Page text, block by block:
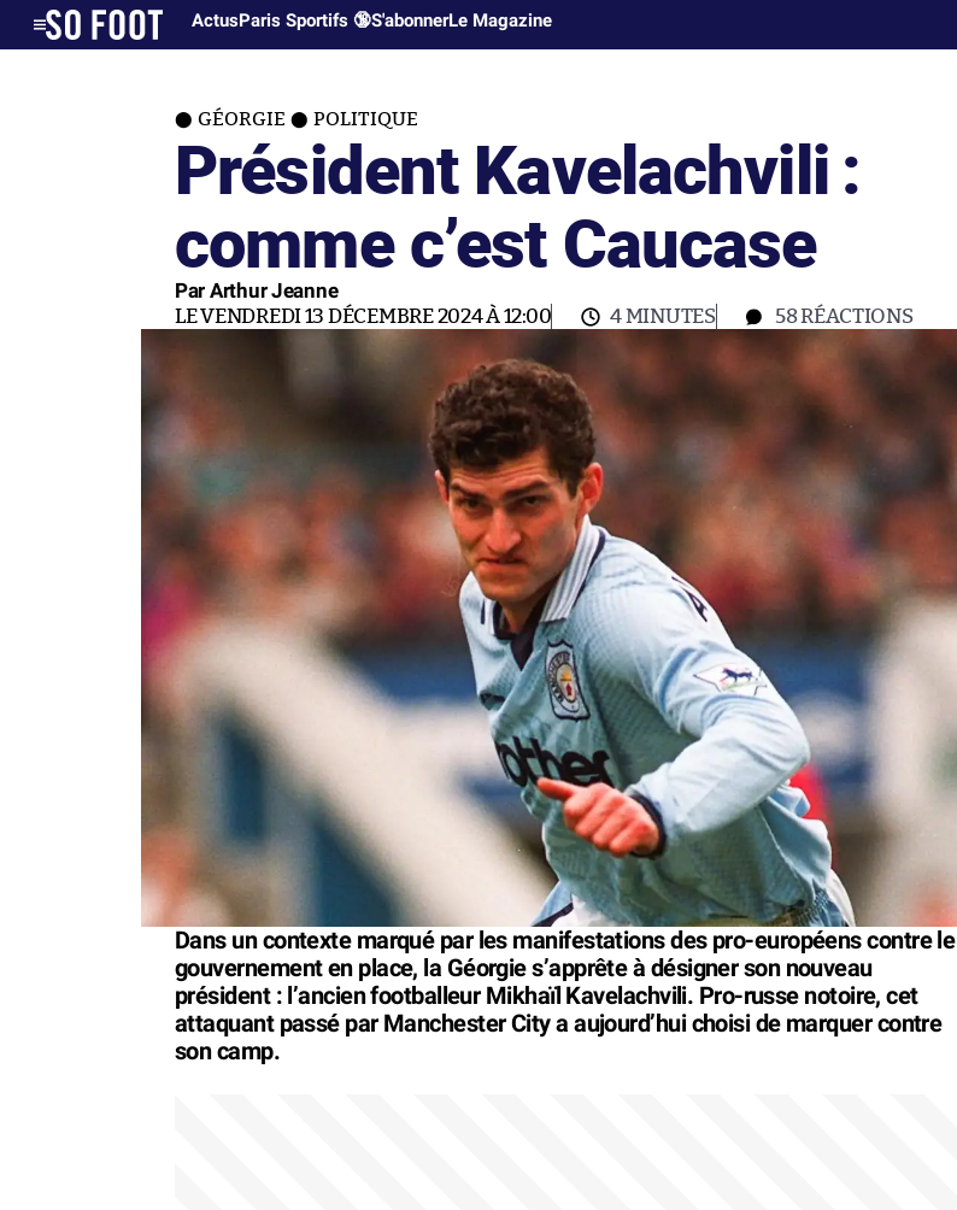
ActusParis Sportifs 🔞S'abonnerLe Magazine
GÉORGIE POLITIQUE
Président Kavelachvili :
comme c’est Caucase
Par Arthur Jeanne
LE VENDREDI 13 DÉCEMBRE 2024 À 12:00 4 MINUTES 58RÉACTIONS
Dans un contexte marqué par les manifestations des pro-européens contre le
gouvernement en place, la Géorgie s’apprête à désigner son nouveau
président : l’ancien footballeur Mikhaïl Kavelachvili. Pro-russe notoire, cet
attaquant passé par Manchester City a aujourd’hui choisi de marquer contre
son camp.